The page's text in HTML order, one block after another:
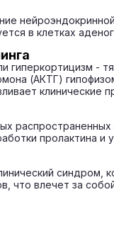
в клетках
гиперкортицизм -
(АКТГ)
клинические
пролактина и
что влечет за